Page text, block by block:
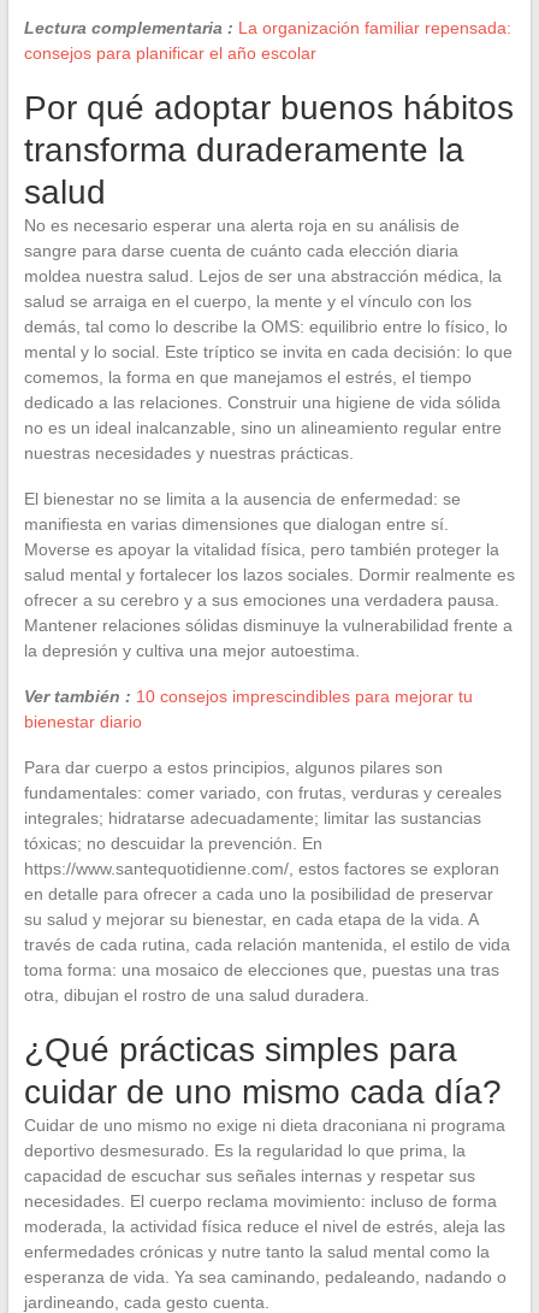
Lectura complementaria : La organización familiar repensada:
consejos para planificar el año escolar
Por qué adoptar buenos hábitos
transforma duraderamente la
salud
No es necesario esperar una alerta roja en su análisis de
sangre para darse cuenta de cuánto cada elección diaria
moldea nuestra salud. Lejos de ser una abstracción médica, la
salud se arraiga en el cuerpo, la mente y el vínculo con los
demás, tal como lo describe la OMS: equilibrio entre lo físico, lo
mental y lo social. Este tríptico se invita en cada decisión: lo que
comemos, la forma en que manejamos el estrés, el tiempo
dedicado a las relaciones. Construir una higiene de vida sólida
no es un ideal inalcanzable, sino un alineamiento regular entre
nuestras necesidades y nuestras prácticas.
El bienestar no se limita a la ausencia de enfermedad: se
manifiesta en varias dimensiones que dialogan entre sí.
Moverse es apoyar la vitalidad física, pero también proteger la
salud mental y fortalecer los lazos sociales. Dormir realmente es
ofrecer a su cerebro y a sus emociones una verdadera pausa.
Mantener relaciones sólidas disminuye la vulnerabilidad frente a
la depresión y cultiva una mejor autoestima.
Ver también : 10 consejos imprescindibles para mejorar tu
bienestar diario
Para dar cuerpo a estos principios, algunos pilares son
fundamentales: comer variado, con frutas, verduras y cereales
integrales; hidratarse adecuadamente; limitar las sustancias
tóxicas; no descuidar la prevención. En
https://www.santequotidienne.com/, estos factores se exploran
en detalle para ofrecer a cada uno la posibilidad de preservar
su salud y mejorar su bienestar, en cada etapa de la vida. A
través de cada rutina, cada relación mantenida, el estilo de vida
toma forma: una mosaico de elecciones que, puestas una tras
otra, dibujan el rostro de una salud duradera.
¿Qué prácticas simples para
cuidar de uno mismo cada día?
Cuidar de uno mismo no exige ni dieta draconiana ni programa
deportivo desmesurado. Es la regularidad lo que prima, la
capacidad de escuchar sus señales internas y respetar sus
necesidades. El cuerpo reclama movimiento: incluso de forma
moderada, la actividad física reduce el nivel de estrés, aleja las
enfermedades crónicas y nutre tanto la salud mental como la
esperanza de vida. Ya sea caminando, pedaleando, nadando o
jardineando, cada gesto cuenta.